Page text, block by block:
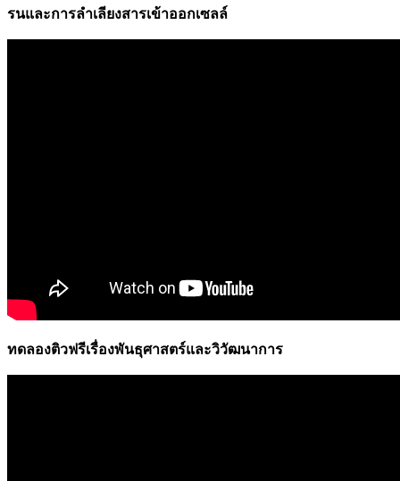
รนและการลำเลียงสารเข้าออกเซลล์
ทดลองติวฟรีเรื่องพันธุศาสตร์และวิวัฒนาการ